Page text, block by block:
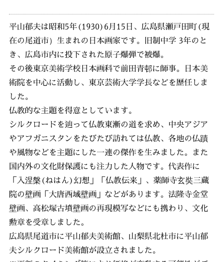
平山郁夫は昭和5年(1930)6月15日、広島県瀬戸田町(現
在の尾道市）生まれの日本画家です。旧制中学 3年のと
き、広島市内に投下された原子爆弾で被爆。
その後東京美術学校日本画科で前田青邨に師事。日本美
術院を中心に活動し、東京芸術大学学長などを歴任しま
した。
仏教的な主題を得意としています。
シルクロードを辿って仏教東漸の道を求め、中央アジア
やアフガニスタンをたびたび訪れては仏教、各地の仏蹟
や風物などを主題にした一連の傑作を生みました。また
国内外の文化財保護にも注力した人物です。代表作に
「入涅槃(ねはん)幻想」「仏教伝来」、薬師寺玄奘三蔵
院の壁画「大唐西域壁画」などがあります。法隆寺金堂
壁画、高松塚古墳壁画の再現模写などにも携わり、文化
勲章を受章しました。
広島県尾道市に平山郁夫美術館、山梨県北杜市に平山郁
夫シルクロード美術館が設立されました。